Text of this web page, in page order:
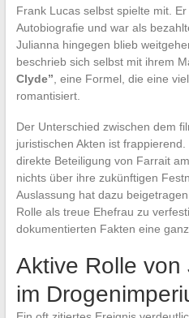
Frank Lucas selbst spielte mit.
Autobiografie und war als
Julianna hingegen blieb
beschrieb sich selbst mit ihrem
Clyde”, eine Formel, die eine
romantisiert.
Der Unterschied zwischen dem
juristischen Akten ist
direkte Beteiligung von Farrait
nichts über ihre zukünftigen
Auslassung hat dazu
Rolle als treue Ehefrau zu
dokumentierten Fakten eine
Aktive Rolle
im